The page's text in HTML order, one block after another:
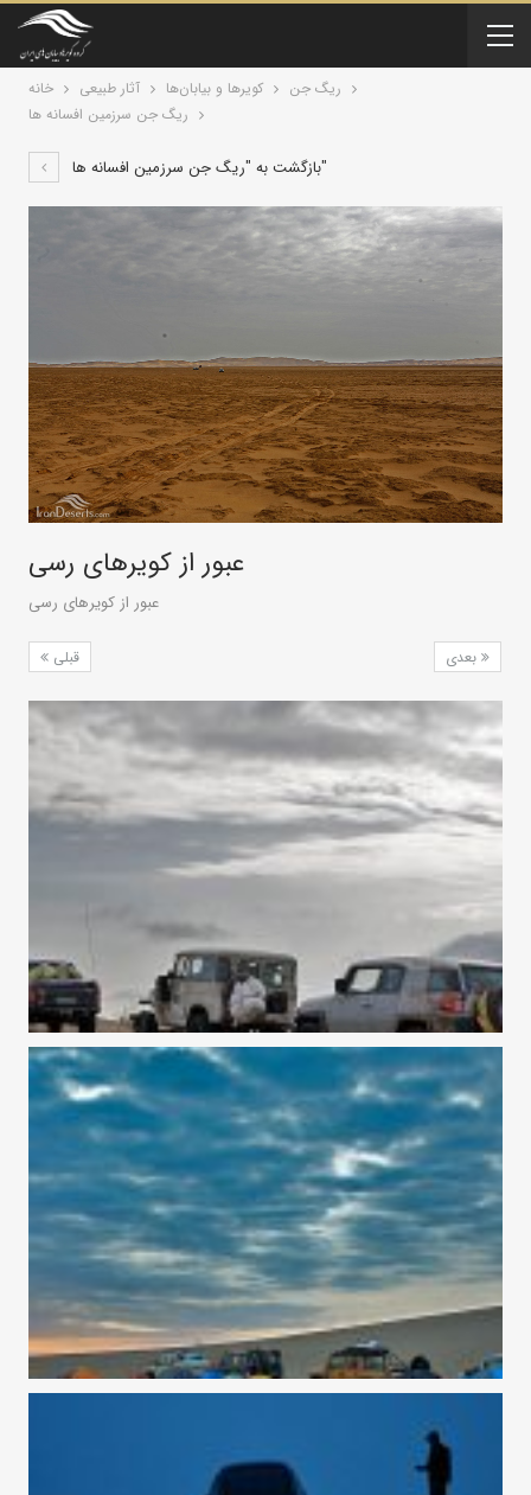
خانه آثار طبیعی کویرها و بیابان‌ها
ریگ جن
ریگ جن سرزمین افسانه ها
بازگشت به "ریگ جن سرزمین افسانه ها"
عبور از کویرهای رسی
عبور از کویرهای رسی
قبلی